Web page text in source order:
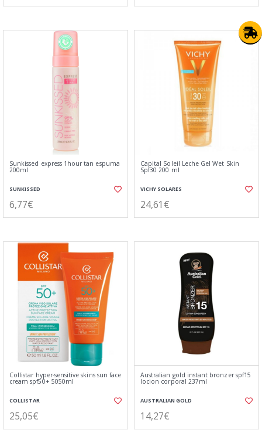
Sunkissed express 1hour tan espuma
200ml
SUNKISSED
6,77€
Capital Soleil Leche Gel Wet Skin
Spf30 200 ml
VICHY SOLARES
24,61€
Collistar hyper-sensitive skins sun face
cream spf50+ 5050ml
COLLISTAR
25,05€
Australian gold instant bronzer spf15
locion corporal 237ml
AUSTRALIAN GOLD
14,27€